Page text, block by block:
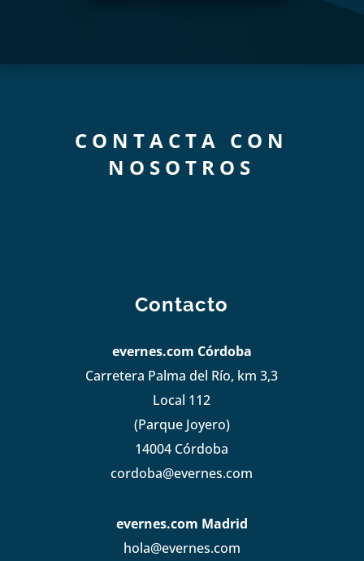
CONTACTA CON
NOSOTROS
Contacto
evernes.com Córdoba
Carretera Palma del Río, km 3,3
Local 112
(Parque Joyero)
14004 Córdoba
cordoba@evernes.com
evernes.com Madrid
hola@evernes.com